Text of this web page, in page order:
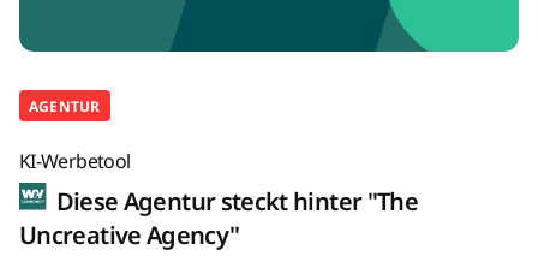
AGENTUR
KI-Werbetool
Diese Agentur steckt hinter "The
Uncreative Agency"